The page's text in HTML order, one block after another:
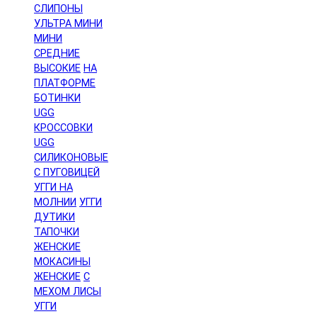
СЛИПОНЫ
УЛЬТРА МИНИ
МИНИ
СРЕДНИЕ
ВЫСОКИЕ НА
ПЛАТФОРМЕ
БОТИНКИ
UGG
КРОССОВКИ
UGG
СИЛИКОНОВЫЕ
С ПУГОВИЦЕЙ
УГГИ НА
МОЛНИИ УГГИ
ДУТИКИ
ТАПОЧКИ
ЖЕНСКИЕ
МОКАСИНЫ
ЖЕНСКИЕ С
МЕХОМ ЛИСЫ
УГГИ